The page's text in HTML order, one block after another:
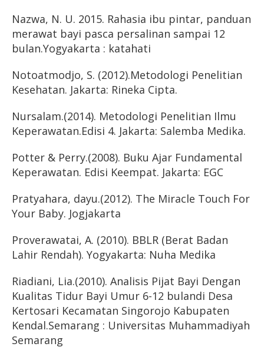
Nazwa, N. U. 2015. Rahasia ibu pintar, panduan
merawat bayi pasca persalinan sampai 12
bulan.Yogyakarta : katahati
Notoatmodjo, S. (2012).Metodologi Penelitian
Kesehatan. Jakarta: Rineka Cipta.
Nursalam.(2014). Metodologi Penelitian Ilmu
Keperawatan.Edisi 4. Jakarta: Salemba Medika.
Potter & Perry.(2008). Buku Ajar Fundamental
Keperawatan. Edisi Keempat. Jakarta: EGC
Pratyahara, dayu.(2012). The Miracle Touch For
Your Baby. Jogjakarta
Proverawatai, A. (2010). BBLR (Berat Badan
Lahir Rendah). Yogyakarta: Nuha Medika
Riadiani, Lia.(2010). Analisis Pijat Bayi Dengan
Kualitas Tidur Bayi Umur 6-12 bulandi Desa
Kertosari Kecamatan Singorojo Kabupaten
Kendal.Semarang : Universitas Muhammadiyah
Semarang